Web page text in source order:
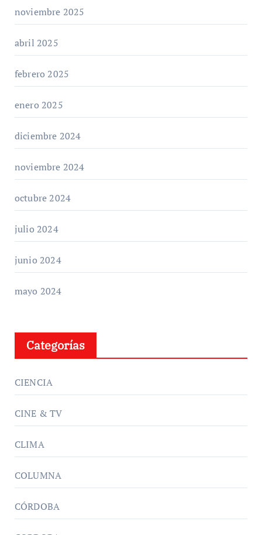
noviembre 2025
abril 2025
febrero 2025
enero 2025
diciembre 2024
noviembre 2024
octubre 2024
julio 2024
junio 2024
mayo 2024
Categorías
CIENCIA
CINE & TV
CLIMA
COLUMNA
CÓRDOBA